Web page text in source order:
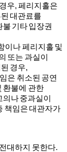
우, 페리지홀은
대관료를
기타 입장권
이나 페리지홀 및
또는 과실이
경우,
은 취소된 공연
환불에 관한
나 중과실이
책임은 대관자가
대하지 못한다.